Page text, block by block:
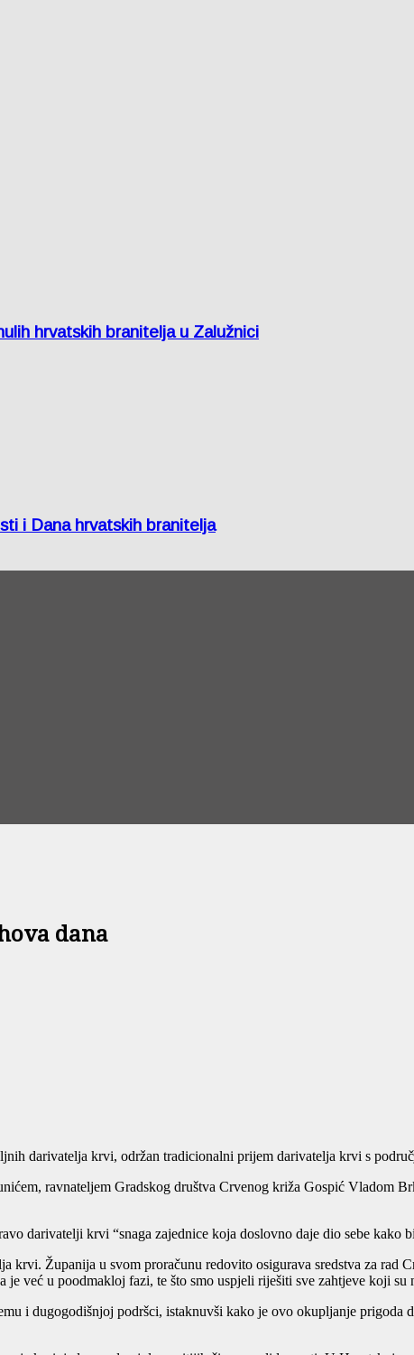
hrvatskih branitelja u Zalužnici
i Dana hrvatskih branitelja
dana
darivatelja krvi, održan tradicionalni prijem darivatelja krvi s
ravnateljem Gradskog društva Crvenog križa Gospić Vladom
darivatelji krvi “snaga zajednice koja doslovno daje dio sebe kako
Županija u svom proračunu redovito osigurava sredstva za rad
već u poodmakloj fazi, te što smo uspjeli riješiti sve zahtjeve koji su
i dugogodišnjoj podršci, istaknuvši kako je ovo okupljanje prigoda